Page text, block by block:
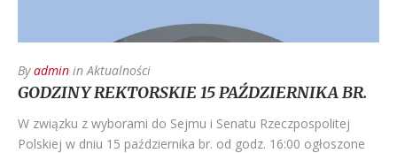
Byadmin in Aktualności
GODZINY REKTORSKIE 15 PAŹDZIERNIKA BR.
W związku z wyborami do Sejmu i Senatu Rzeczpospolitej
Polskiej w dniu 15 października br. od godz. 16:00 ogłoszone